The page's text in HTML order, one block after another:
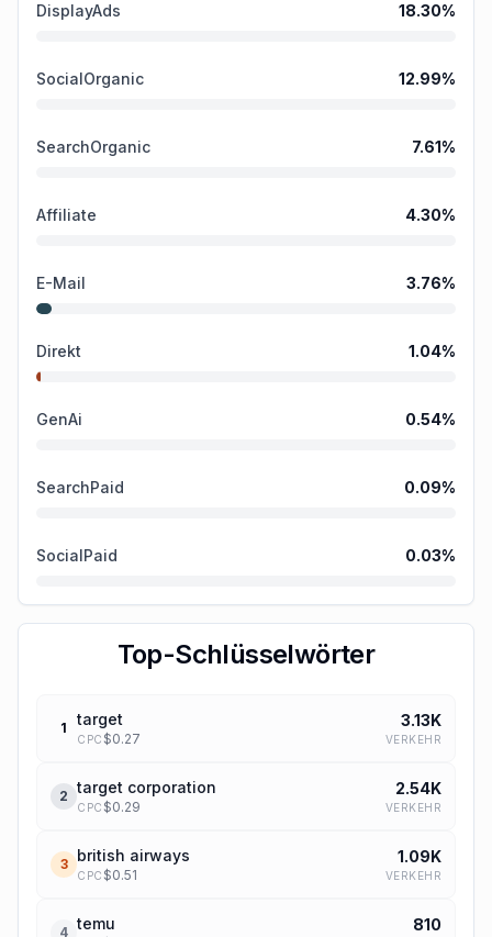
DisplayAds 18.30%
SocialOrganic 12.99%
SearchOrganic 7.61%
Affiliate 4.30%
E-Mail 3.76%
Direkt 1.04%
GenAi 0.54%
SearchPaid 0.09%
SocialPaid 0.03%
Top-Schlüsselwörter
1 target
CPC $0.27
3.13K
VERKEHR
2 target corporation
CPC $0.29
2.54K
VERKEHR
3 british airways
CPC $0.51
1.09K
VERKEHR
4 temu 810